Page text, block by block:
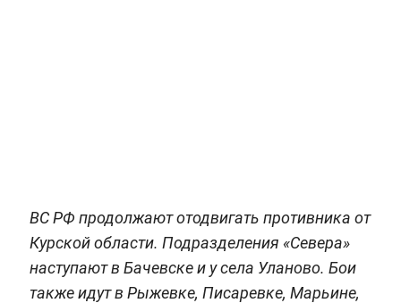
ВС РФ продолжают отодвигать противника от
Курской области. Подразделения «Севера»
наступают в Бачевске и у села Уланово. Бои
также идут в Рыжевке, Писаревке, Марьине,